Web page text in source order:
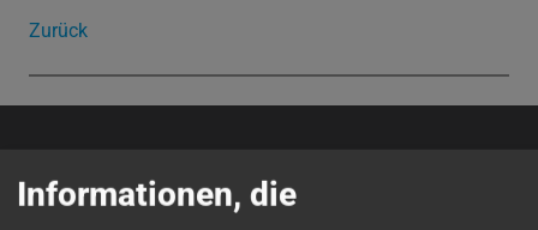
Zurück
Informationen, die